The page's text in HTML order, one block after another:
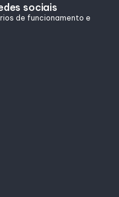
sociais
de funcionamento e